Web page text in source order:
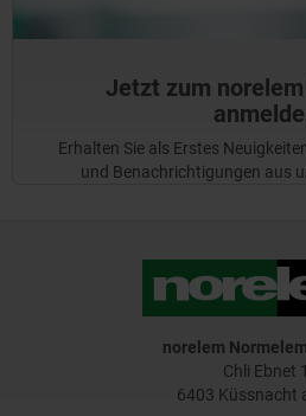
Jetzt zum
Erhalten Sie als Erstes
und Benachrichtigungen aus
norelem
Chli Ebnet 1
6403 Küssnacht